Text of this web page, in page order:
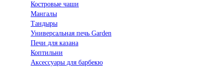
Костровые чаши
Мангалы
Тандыры
Универсальная печь Garden
Печи для казана
Коптильни
Аксессуары для барбекю